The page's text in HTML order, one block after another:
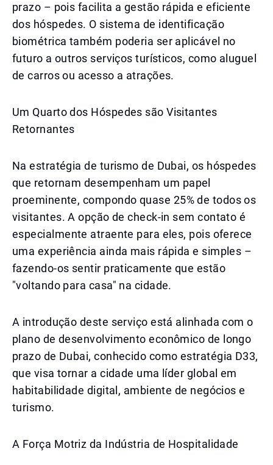
prazo – pois facilita a gestão rápida e eficiente
dos hóspedes. O sistema de identificação
biométrica também poderia ser aplicável no
futuro a outros serviços turísticos, como aluguel
de carros ou acesso a atrações.
Um Quarto dos Hóspedes são Visitantes
Retornantes
Na estratégia de turismo de Dubai, os hóspedes
que retornam desempenham um papel
proeminente, compondo quase 25% de todos os
visitantes. A opção de check-in sem contato é
especialmente atraente para eles, pois oferece
uma experiência ainda mais rápida e simples –
fazendo-os sentir praticamente que estão
"voltando para casa" na cidade.
A introdução deste serviço está alinhada com o
plano de desenvolvimento econômico de longo
prazo de Dubai, conhecido como estratégia D33,
que visa tornar a cidade uma líder global em
habitabilidade digital, ambiente de negócios e
turismo.
A Força Motriz da Indústria de Hospitalidade